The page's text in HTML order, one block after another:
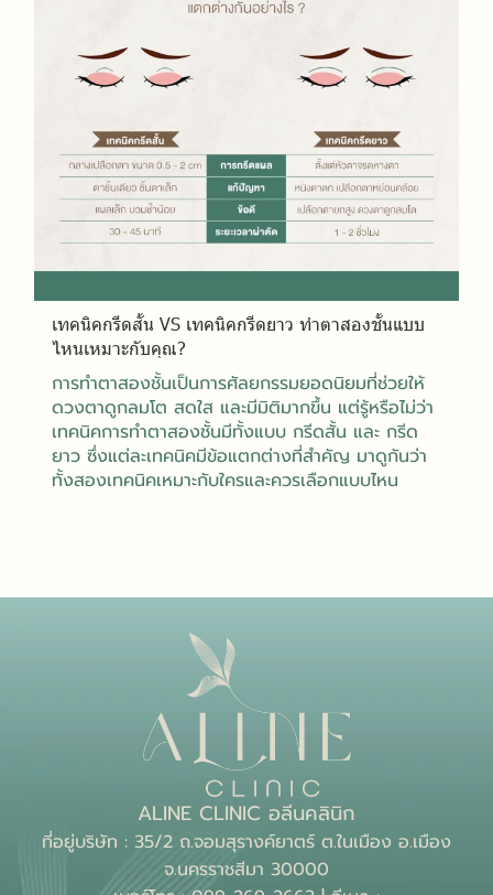
เทคนิคกรีดสั้น VS เทคนิคกรีดยาว ทำตาสองชั้นแบบ
ไหนเหมาะกับคุณ?
การทำตาสองชั้นเป็นการศัลยกรรมยอดนิยมที่ช่วยให้
ดวงตาดูกลมโต สดใส และมีมิติมากขึ้น แต่รู้หรือไม่ว่า
เทคนิคการทำตาสองชั้นมีทั้งแบบ กรีดสั้น และ กรีด
ยาว ซึ่งแต่ละเทคนิคมีข้อแตกต่างที่สำคัญ มาดูกันว่า
ทั้งสองเทคนิคเหมาะกับใครและควรเลือกแบบไหน
ALINE CLINIC อลีนคลินิก
ที่อยู่บริษัท : 35/2 ถ.จอมสุรางค์ยาตร์ ต.ในเมือง อ.เมือง
จ.นครราชสีมา 30000